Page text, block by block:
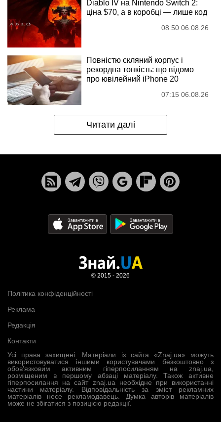
Diablo IV на Nintendo Switch 2:
ціна $70, а в коробці — лише код
08:50 06.08.26
Повністю скляний корпус і
рекордна тонкість: що відомо
про ювілейний iPhone 20
07:15 06.08.26
Читати далі
Усі права захищені. Матеріали із сайта «Znaj.ua» можуть
використовуватися іншими користувачами безкоштовно з
обов’язковим активним гіперпосиланням на znaj.ua,
розміщеним в першому абзаці матеріалу. Також активне
гіперпосилання на сайт znaj.ua необхідне при використанні
частини матеріалу. Відповідальність за зміст рекламних
матеріалів несе рекламодавець. Думка авторів матеріалів
може не збігатися з позицією редакції.
Політика конфіденційності
Реклама
Редакція
Контакти
© 2015 - 2026